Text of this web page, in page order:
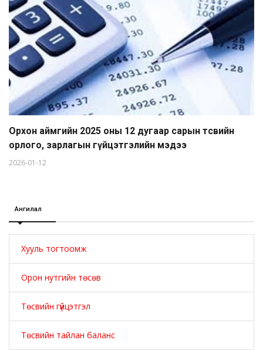
Орхон аймгийн 2025 оны 12 дугаар сарын төсвийн
орлого, зарлагын гүйцэтгэлийн мэдээ
2026-01-12
Ангилал
Хууль тогтоомж
Орон нутгийн төсөв
Төсвийн гүйцэтгэл
Төсвийн тайлан баланс